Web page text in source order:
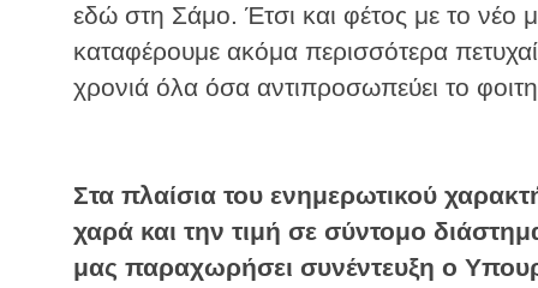
εδώ στη Σάμο. Έτσι και φέτος με το νέο
καταφέρουμε ακόμα περισσότερα
χρονιά όλα όσα αντιπροσωπεύει το
Στα πλαίσια του ενημερωτικού
χαρά και την τιμή σε σύντομο
μας παραχωρήσει συνέντευξη ο